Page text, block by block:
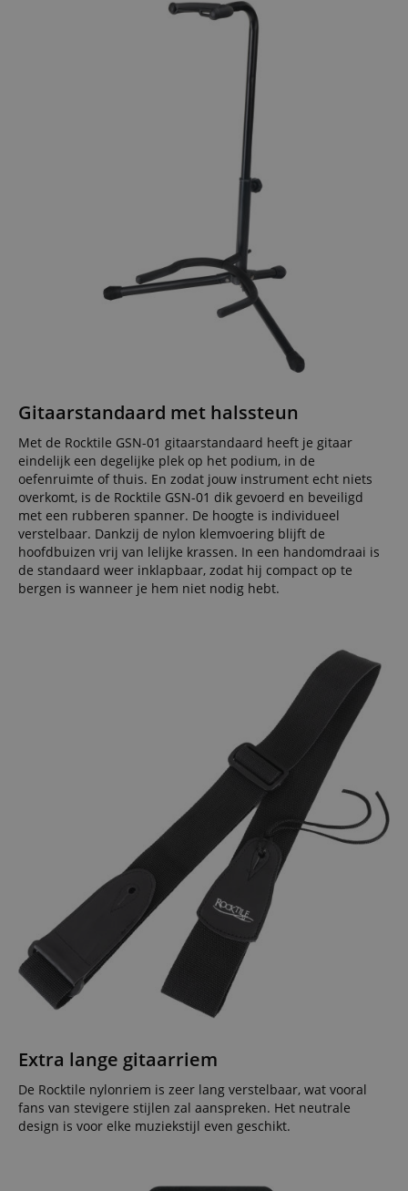
Gitaarstandaard met halssteun
Met de Rocktile GSN-01 gitaarstandaard heeft je gitaar
eindelijk een degelijke plek op het podium, in de
oefenruimte of thuis. En zodat jouw instrument echt niets
overkomt, is de Rocktile GSN-01 dik gevoerd en beveiligd
met een rubberen spanner. De hoogte is individueel
verstelbaar. Dankzij de nylon klemvoering blijft de
hoofdbuizen vrij van lelijke krassen. In een handomdraai is
de standaard weer inklapbaar, zodat hij compact op te
bergen is wanneer je hem niet nodig hebt.
Extra lange gitaarriem
De Rocktile nylonriem is zeer lang verstelbaar, wat vooral
fans van stevigere stijlen zal aanspreken. Het neutrale
design is voor elke muziekstijl even geschikt.